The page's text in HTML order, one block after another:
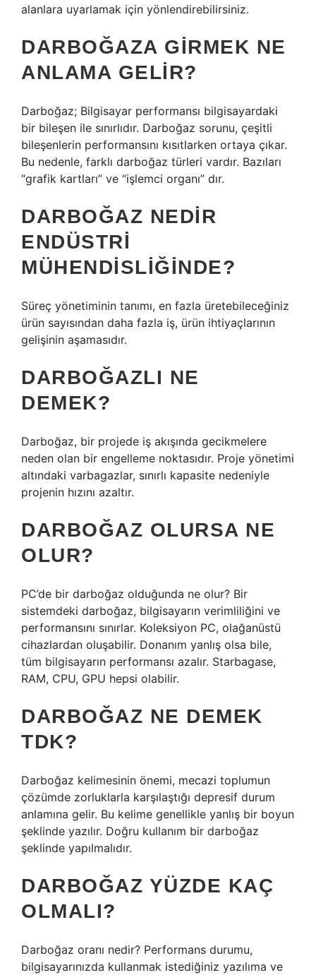
alanlara uyarlamak için yönlendirebilirsiniz.
DARBOĞAZA GIRMEK NE
ANLAMA GELIR?
Darboğaz; Bilgisayar performansı bilgisayardaki
bir bileşen ile sınırlıdır. Darboğaz sorunu, çeşitli
bileşenlerin performansını kısıtlarken ortaya çıkar.
Bu nedenle, farklı darboğaz türleri vardır. Bazıları
“grafik kartları” ve “işlemci organı” dır.
DARBOĞAZ NEDIR
ENDÜSTRI
MÜHENDISLIĞINDE?
Süreç yönetiminin tanımı, en fazla üretebileceğiniz
ürün sayısından daha fazla iş, ürün ihtiyaçlarının
gelişinin aşamasıdır.
DARBOĞAZLI NE
DEMEK?
Darboğaz, bir projede iş akışında gecikmelere
neden olan bir engelleme noktasıdır. Proje yönetimi
altındaki varbagazlar, sınırlı kapasite nedeniyle
projenin hızını azaltır.
DARBOĞAZ OLURSA NE
OLUR?
PC’de bir darboğaz olduğunda ne olur? Bir
sistemdeki darboğaz, bilgisayarın verimliliğini ve
performansını sınırlar. Koleksiyon PC, olağanüstü
cihazlardan oluşabilir. Donanım yanlış olsa bile,
tüm bilgisayarın performansı azalır. Starbagase,
RAM, CPU, GPU hepsi olabilir.
DARBOĞAZ NE DEMEK
TDK?
Darboğaz kelimesinin önemi, mecazi toplumun
çözümde zorluklarla karşılaştığı depresif durum
anlamına gelir. Bu kelime genellikle yanlış bir boyun
şeklinde yazılır. Doğru kullanım bir darboğaz
şeklinde yapılmalıdır.
DARBOĞAZ YÜZDE KAÇ
OLMALI?
Darboğaz oranı nedir? Performans durumu,
bilgisayarınızda kullanmak istediğiniz yazılıma ve